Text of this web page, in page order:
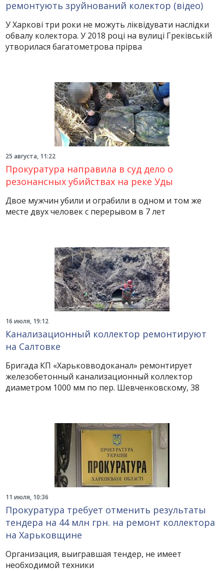
ремонтують зруйнований колектор (відео)
У Харкові три роки не можуть ліквідувати наслідки
обвалу колектора. У 2018 році на вулиці Греківській
утворилася багатометрова прірва
25 августа, 11:22
Прокуратура направила в суд дело о
резонансных убийствах на реке Уды
Двое мужчин убили и ограбили в одном и том же
месте двух человек с перерывом в 7 лет
16 июля, 19:12
Канализационный коллектор ремонтируют
на Салтовке
Бригада КП «Харьковводоканал» ремонтирует
железобетонный канализационный коллектор
диаметром 1000 мм по пер. Шевченковскому, 38
11 июля, 10:36
Прокуратура требует отменить результаты
тендера на 44 млн грн. на ремонт коллектора
на Харьковщине
Организация, выигравшая тендер, не имеет
необходимой техники